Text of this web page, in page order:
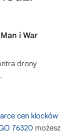
i War
drony
.
cen klocków
76320 możesz